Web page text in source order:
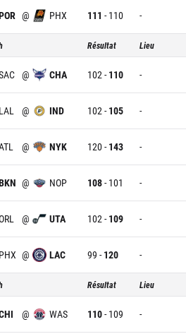
@ PHX 111 - 110 -
Résultat Lieu
@ CHA 102- 110 -
LAL @ IND 102- 105 -
@ NYK 120- 143 -
@ NOP 108- 101 -
@ UTA 102- 109 -
PHX @ LAC 99 - 120 -
Résultat Lieu
@ WAS 110- 109 -